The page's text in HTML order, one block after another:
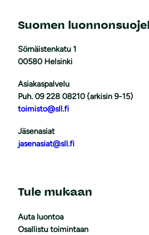
Suomen
Sörnäistenkatu 1
00580 Helsinki
Asiakaspalvelu
Puh. 09 228 08210 (arkisin 9-15)
toimisto@sll.fi
Jäsenasiat
jasenasiat@sll.fi
Tule mukaan
Auta luontoa
Osallistu toimintaan